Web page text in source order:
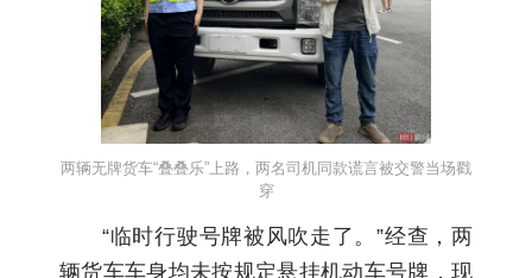
两辆无牌货车“叠叠乐”上路，两名司机同款谎言被交警当场戳
穿
“临时行驶号牌被风吹走了。”经查，两
辆货车车身均未按规定悬挂机动车号牌，现